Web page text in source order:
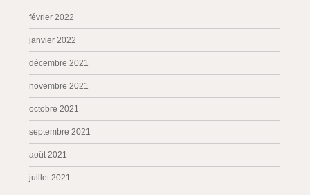
février 2022
janvier 2022
décembre 2021
novembre 2021
octobre 2021
septembre 2021
août 2021
juillet 2021